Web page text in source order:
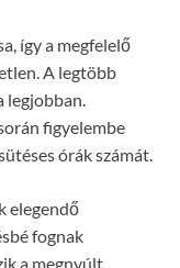
így a megfelelő
A legtöbb
legjobban.
figyelembe
órák számát.
elegendő
fognak
a megnyúlt